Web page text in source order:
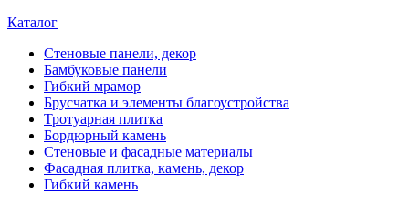
Каталог
Стеновые панели, декор
Бамбуковые панели
Гибкий мрамор
Брусчатка и элементы благоустройства
Тротуарная плитка
Бордюрный камень
Стеновые и фасадные материалы
Фасадная плитка, камень, декор
Гибкий камень